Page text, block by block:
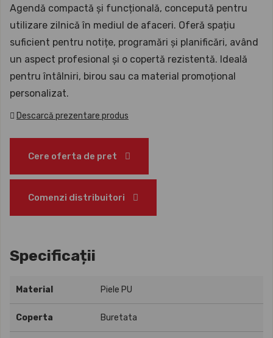
Agendă compactă și funcțională, concepută pentru
utilizare zilnică în mediul de afaceri. Oferă spațiu
suficient pentru notițe, programări și planificări, având
un aspect profesional și o copertă rezistentă. Ideală
pentru întâlniri, birou sau ca material promoțional
personalizat.
Descarcă prezentare produs
Cere oferta de pret
Comenzi distribuitori
Specificații
Material Piele PU
Coperta Buretata